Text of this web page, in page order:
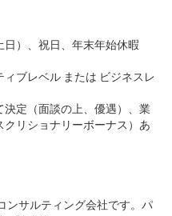
日）、祝日、年末年始休暇
ィブレベル または ビジネスレ
決定（面談の上、優遇）、業
リショナリーボーナス）あ
ンサルティング会社です。パ